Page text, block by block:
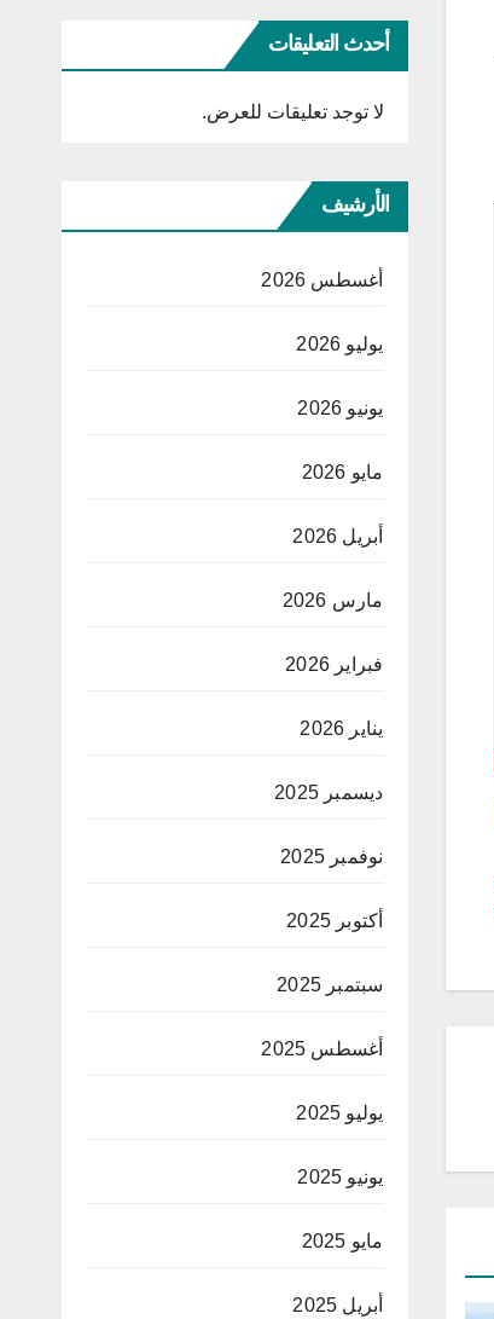
أحدث التعليقات
لا توجد تعليقات للعرض.
الأرشيف
أغسطس 2026
يوليو 2026
يونيو 2026
مايو 2026
أبريل 2026
مارس 2026
فبراير 2026
يناير 2026
ديسمبر 2025
نوفمبر 2025
أكتوبر 2025
سبتمبر 2025
أغسطس 2025
يوليو 2025
يونيو 2025
مايو 2025
أبريل 2025